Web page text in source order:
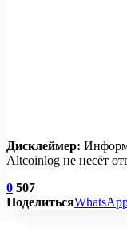
Дисклеймер:
Altcoinlog не несёт
0 507
Поделиться